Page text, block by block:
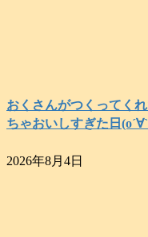
おくさんがつくってく
ちゃおいしすぎた日
2026年8月4日